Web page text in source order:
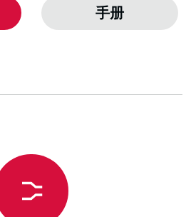
手册